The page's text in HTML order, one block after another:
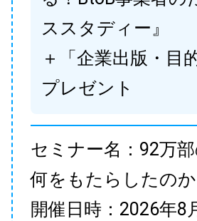
ススタディー』
＋「企業出版・目
プレゼント
セミナー名：92万
何をもたらしたのか
開催日時：2026年8